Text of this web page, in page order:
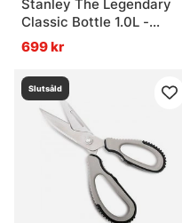
Vad är ett nappalarm?
Stanley The Legendary
Classic Bottle 1.0L -
Hammertone Green
699 kr
Slutsåld